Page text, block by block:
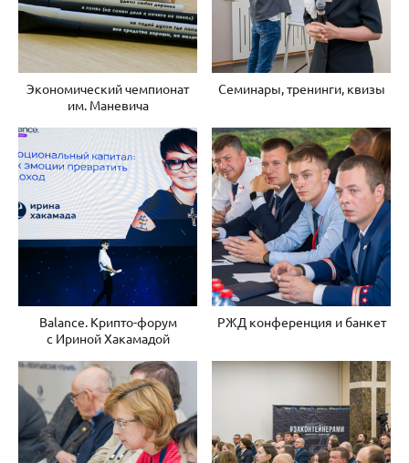
Экономический чемпионат
им. Маневича
Семинары, тренинги, квизы
Balance. Крипто-форум
с Ириной Хакамадой
РЖД конференция и банкет